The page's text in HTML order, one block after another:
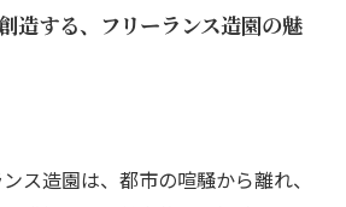
造する、フリーランス造園の魅
ス造園は、都市の喧騒から離れ、